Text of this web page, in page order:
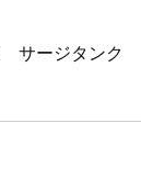
サージタンク